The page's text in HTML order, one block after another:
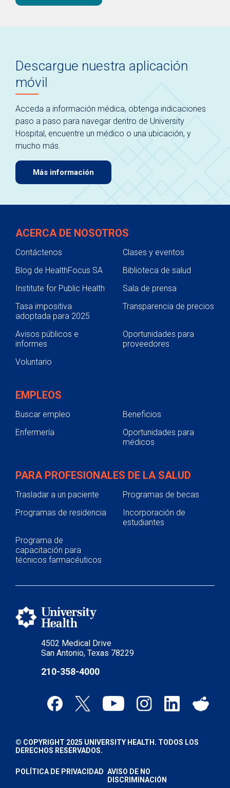
Descargue nuestra aplicación
móvil
Acceda a información médica, obtenga indicaciones
paso a paso para navegar dentro de University
Hospital, encuentre un médico o una ubicación, y
mucho más.
Más información
4502 Medical Drive
San Antonio, Texas 78229
210-358-4000
ACERCA DE NOSOTROS
Contáctenos
Clases y eventos
Blog de HealthFocus SA
Biblioteca de salud
Institute for Public Health
Sala de prensa
Tasa impositiva
adoptada para 2025
Transparencia de precios
Avisos públicos e
informes
Oportunidades para
proveedores
Voluntario
EMPLEOS
Buscar empleo
Beneficios
Enfermería
Oportunidades para
médicos
PARA PROFESIONALES DE LA SALUD
Trasladar a un paciente
Programas de becas
Programas de residencia
Incorporación de
estudiantes
Programa de
capacitación para
técnicos farmacéuticos
© COPYRIGHT 2025 UNIVERSITY HEALTH. TODOS LOS
DERECHOS RESERVADOS.
POLÍTICA DE PRIVACIDAD AVISO DE NO
DISCRIMINACIÓN